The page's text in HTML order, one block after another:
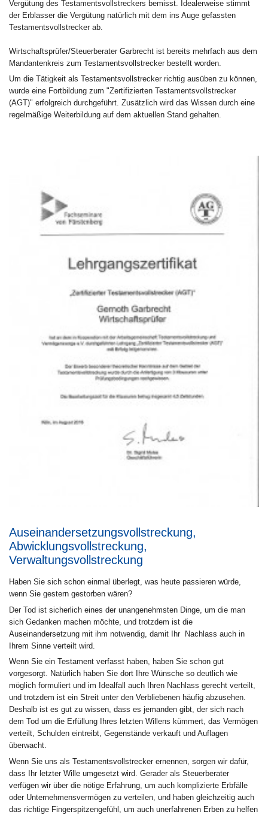
Vergütung des Testamentsvollstreckers bemisst. Idealerweise stimmt
der Erblasser die Vergütung natürlich mit dem ins Auge gefassten
Testamentsvollstrecker ab.
Wirtschaftsprüfer/Steuerberater Garbrecht ist bereits mehrfach aus dem
Mandantenkreis zum Testamentsvollstrecker bestellt worden.
Um die Tätigkeit als Testamentsvollstrecker richtig ausüben zu können,
wurde eine Fortbildung zum "Zertifizierten Testamentsvollstrecker
(AGT)" erfolgreich durchgeführt. Zusätzlich wird das Wissen durch eine
regelmäßige Weiterbildung auf dem aktuellen Stand gehalten.
Auseinandersetzungsvollstreckung,
Abwicklungsvollstreckung,
Verwaltungsvollstreckung
Haben Sie sich schon einmal überlegt, was heute passieren würde,
wenn Sie gestern gestorben wären?
Der Tod ist sicherlich eines der unangenehmsten Dinge, um die man
sich Gedanken machen möchte, und trotzdem ist die
Auseinandersetzung mit ihm notwendig, damit Ihr Nachlass auch in
Ihrem Sinne verteilt wird.
Wenn Sie ein Testament verfasst haben, haben Sie schon gut
vorgesorgt. Natürlich haben Sie dort Ihre Wünsche so deutlich wie
möglich formuliert und im Idealfall auch Ihren Nachlass gerecht verteilt,
und trotzdem ist ein Streit unter den Verbliebenen häufig abzusehen.
Deshalb ist es gut zu wissen, dass es jemanden gibt, der sich nach
dem Tod um die Erfüllung Ihres letzten Willens kümmert, das Vermögen
verteilt, Schulden eintreibt, Gegenstände verkauft und Auflagen
überwacht.
Wenn Sie uns als Testamentsvollstrecker ernennen, sorgen wir dafür,
dass Ihr letzter Wille umgesetzt wird. Gerader als Steuerberater
verfügen wir über die nötige Erfahrung, um auch komplizierte Erbfälle
oder Unternehmensvermögen zu verteilen, und haben gleichzeitig auch
das richtige Fingerspitzengefühl, um auch unerfahrenen Erben zu helfen